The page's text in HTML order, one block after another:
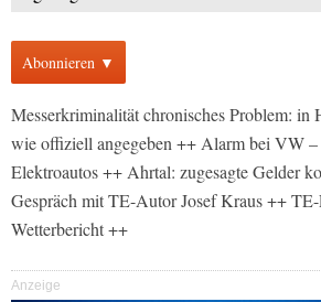
Abonnieren ▼
Messerkriminalität chronisches Problem: in
wie offiziell angegeben ++ Alarm bei VW
Elektroautos ++ Ahrtal: zugesagte Gelder
Gespräch mit TE-Autor Josef Kraus ++
Wetterbericht ++
Anzeige